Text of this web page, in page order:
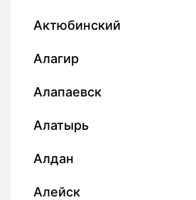
Актюбинский
Алагир
Алапаевск
Алатырь
Алдан
Алейск